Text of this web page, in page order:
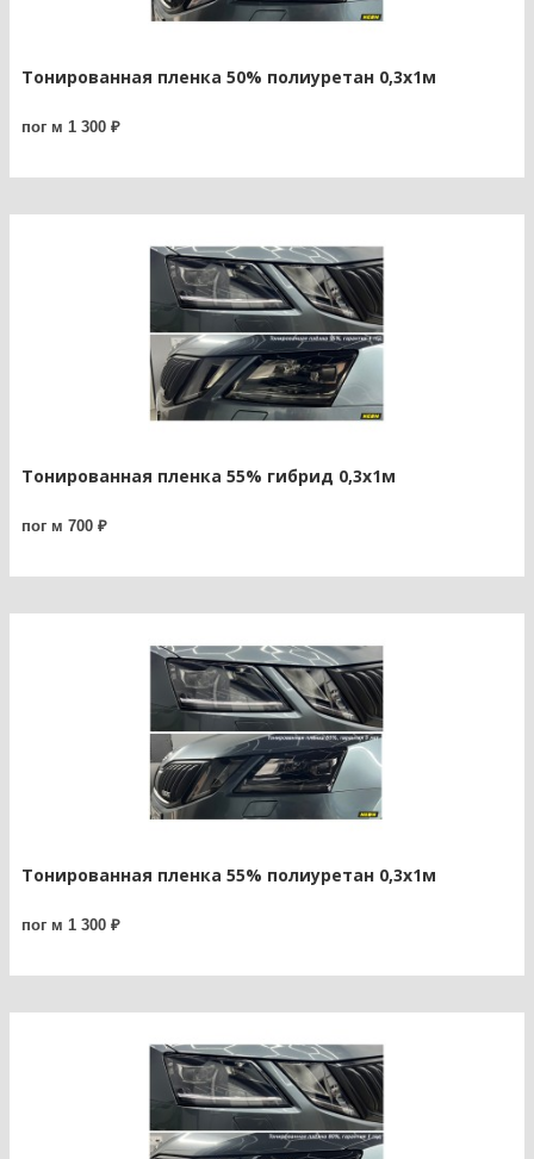
Тонированная пленка 50% полиуретан 0,3х1м
пог м 1 300 ₽
Тонированная пленка 55% гибрид 0,3х1м
пог м 700 ₽
Тонированная пленка 55% полиуретан 0,3х1м
пог м 1 300 ₽